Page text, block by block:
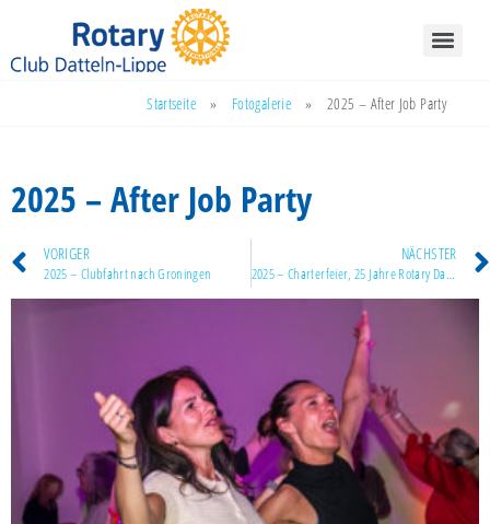
Startseite » Fotogalerie » 2025 – After Job Party
2025 – After Job Party
VORIGER
2025 – Clubfahrt nach Groningen
NÄCHSTER
2025 – Charterfeier, 25 Jahre Rotary Datteln-Lippe